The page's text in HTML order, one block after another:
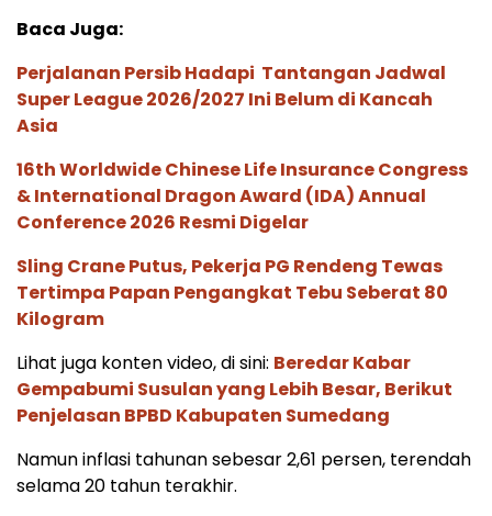
Baca Juga:
Perjalanan Persib Hadapi Tantangan Jadwal
Super League 2026/2027 Ini Belum di Kancah
Asia
16th Worldwide Chinese Life Insurance Congress
& International Dragon Award (IDA) Annual
Conference 2026 Resmi Digelar
Sling Crane Putus, Pekerja PG Rendeng Tewas
Tertimpa Papan Pengangkat Tebu Seberat 80
Kilogram
Lihat juga konten video, di sini: Beredar Kabar
Gempabumi Susulan yang Lebih Besar, Berikut
Penjelasan BPBD Kabupaten Sumedang
Namun inflasi tahunan sebesar 2,61 persen, terendah
selama 20 tahun terakhir.